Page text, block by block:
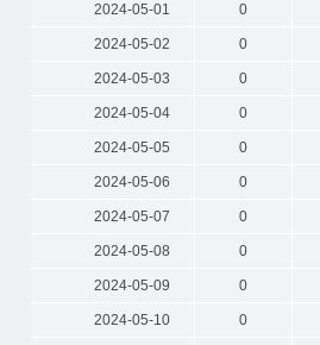
2024-05-01
0
2024-05-02 0
2024-05-03 0
2024-05-04 0
2024-05-05 0
2024-05-06 0
2024-05-07 0
2024-05-08 0
2024-05-09 0
2024-05-10 0